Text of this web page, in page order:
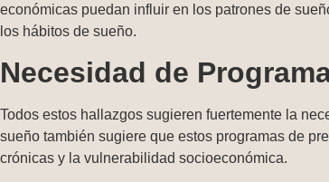
económicas puedan influir en los patrones de
los hábitos de sueño.
Necesidad de
Todos estos hallazgos sugieren fuertemente la
sueño también sugiere que estos programas de
crónicas y la vulnerabilidad socioeconómica.